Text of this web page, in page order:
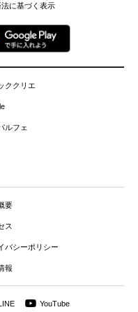
に基づく表示
ククリエ
ルフェ
要
ス
バシーポリシー
報
YouTube